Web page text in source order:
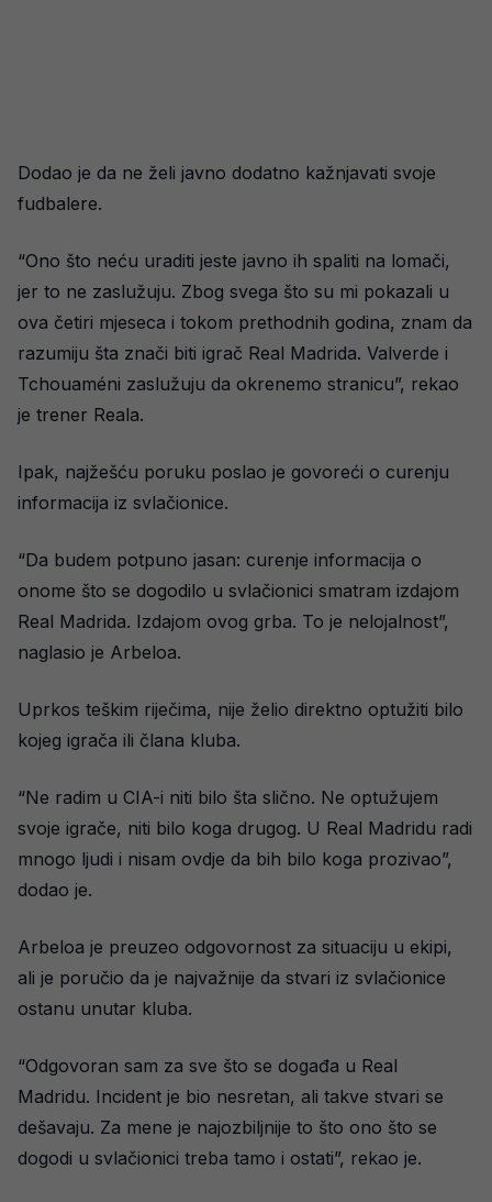
Dodao je da ne želi javno dodatno kažnjavati svoje
fudbalere.
“Ono što neću uraditi jeste javno ih spaliti na lomači,
jer to ne zaslužuju. Zbog svega što su mi pokazali u
ova četiri mjeseca i tokom prethodnih godina, znam da
razumiju šta znači biti igrač Real Madrida. Valverde i
Tchouaméni zaslužuju da okrenemo stranicu”, rekao
je trener Reala.
Ipak, najžešću poruku poslao je govoreći o curenju
informacija iz svlačionice.
“Da budem potpuno jasan: curenje informacija o
onome što se dogodilo u svlačionici smatram izdajom
Real Madrida. Izdajom ovog grba. To je nelojalnost”,
naglasio je Arbeloa.
Uprkos teškim riječima, nije želio direktno optužiti bilo
kojeg igrača ili člana kluba.
“Ne radim u CIA-i niti bilo šta slično. Ne optužujem
svoje igrače, niti bilo koga drugog. U Real Madridu radi
mnogo ljudi i nisam ovdje da bih bilo koga prozivao”,
dodao je.
Arbeloa je preuzeo odgovornost za situaciju u ekipi,
ali je poručio da je najvažnije da stvari iz svlačionice
ostanu unutar kluba.
“Odgovoran sam za sve što se događa u Real
Madridu. Incident je bio nesretan, ali takve stvari se
dešavaju. Za mene je najozbiljnije to što ono što se
dogodi u svlačionici treba tamo i ostati”, rekao je.